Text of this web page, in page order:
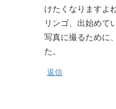
けたくなりますよね
リンゴ、出始めて
写真に撮るために
た。
返信